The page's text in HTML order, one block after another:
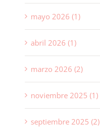
mayo 2026 (1)
abril 2026 (1)
marzo 2026 (2)
noviembre 2025 (1)
septiembre 2025 (2)